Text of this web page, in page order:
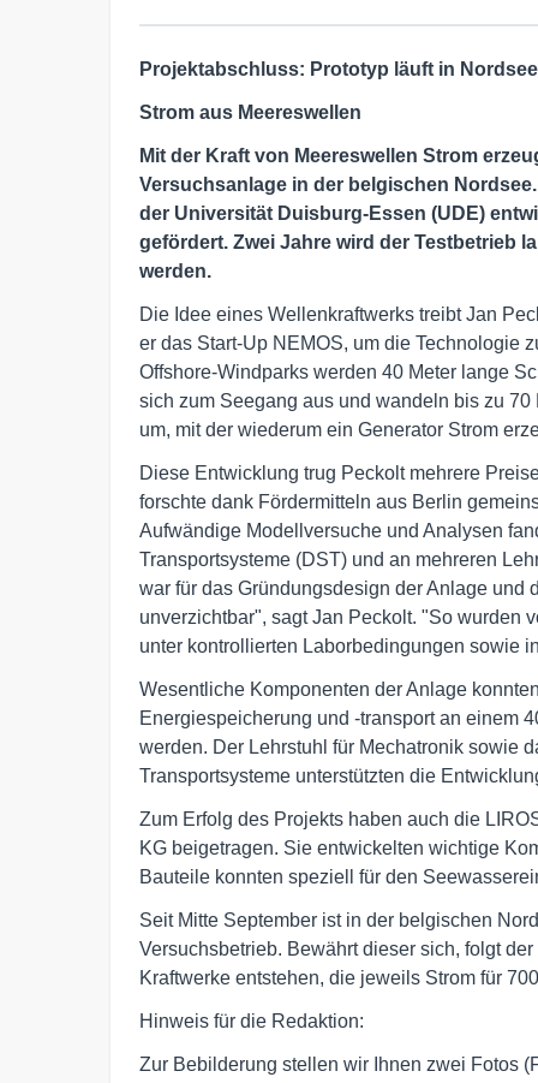
Projektabschluss: Prototyp läuft in Nordsee
Strom aus Meereswellen
Mit der Kraft von Meereswellen Strom
Versuchsanlage in der belgischen
der Universität Duisburg-Essen (UDE)
gefördert. Zwei Jahre wird der Testbetrieb
werden.
Die Idee eines Wellenkraftwerks treibt Jan
er das Start-Up NEMOS, um die Technologie
Offshore-Windparks werden 40 Meter lange
sich zum Seegang aus und wandeln bis zu
um, mit der wiederum ein Generator Strom
Diese Entwicklung trug Peckolt mehrere
forschte dank Fördermitteln aus Berlin
Aufwändige Modellversuche und Analysen
Transportsysteme (DST) und an mehreren
war für das Gründungsdesign der Anlage
unverzichtbar", sagt Jan Peckolt. "So wurden
unter kontrollierten Laborbedingungen sowie
Wesentliche Komponenten der Anlage
Energiespeicherung und -transport an einem
werden. Der Lehrstuhl für Mechatronik sowie
Transportsysteme unterstützten die
Zum Erfolg des Projekts haben auch die
KG beigetragen. Sie entwickelten wichtige
Bauteile konnten speziell für den
Seit Mitte September ist in der belgischen
Versuchsbetrieb. Bewährt dieser sich, folgt
Kraftwerke entstehen, die jeweils Strom für
Hinweis für die Redaktion:
Zur Bebilderung stellen wir Ihnen zwei Fotos